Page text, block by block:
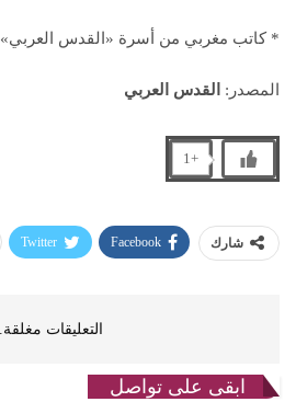
* كاتب مغربي من أسرة «القدس العربي»
المصدر: القدس العربي
+1
شارك Facebook
Twitter
التعليقات مغلقة.
ابقى على تواصل